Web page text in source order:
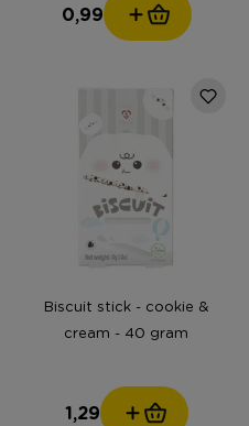
0,99
Biscuit stick - cookie &
cream - 40 gram
1,29